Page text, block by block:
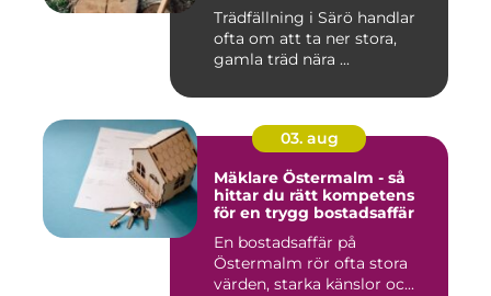
Trädfällning i Särö handlar
ofta om att ta ner stora,
gamla träd nära ...
03. aug
Mäklare Östermalm - så
hittar du rätt kompetens
för en trygg bostadsaffär
En bostadsaffär på
Östermalm rör ofta stora
värden, starka känslor oc...